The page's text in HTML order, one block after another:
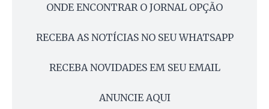
ONDE ENCONTRAR O JORNAL OPÇÃO
RECEBA AS NOTÍCIAS NO SEU WHATSAPP
RECEBA NOVIDADES EM SEU EMAIL
ANUNCIE AQUI